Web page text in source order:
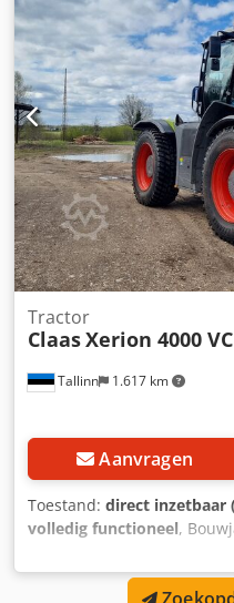
Tallinn 1.617 km
Tractor
ClaasXerion 4000 VC
Aanvragen
Toestand: direct inzetbaar
volledig functioneel,
308 kW
Mercedes, soort
, eerste registratie: